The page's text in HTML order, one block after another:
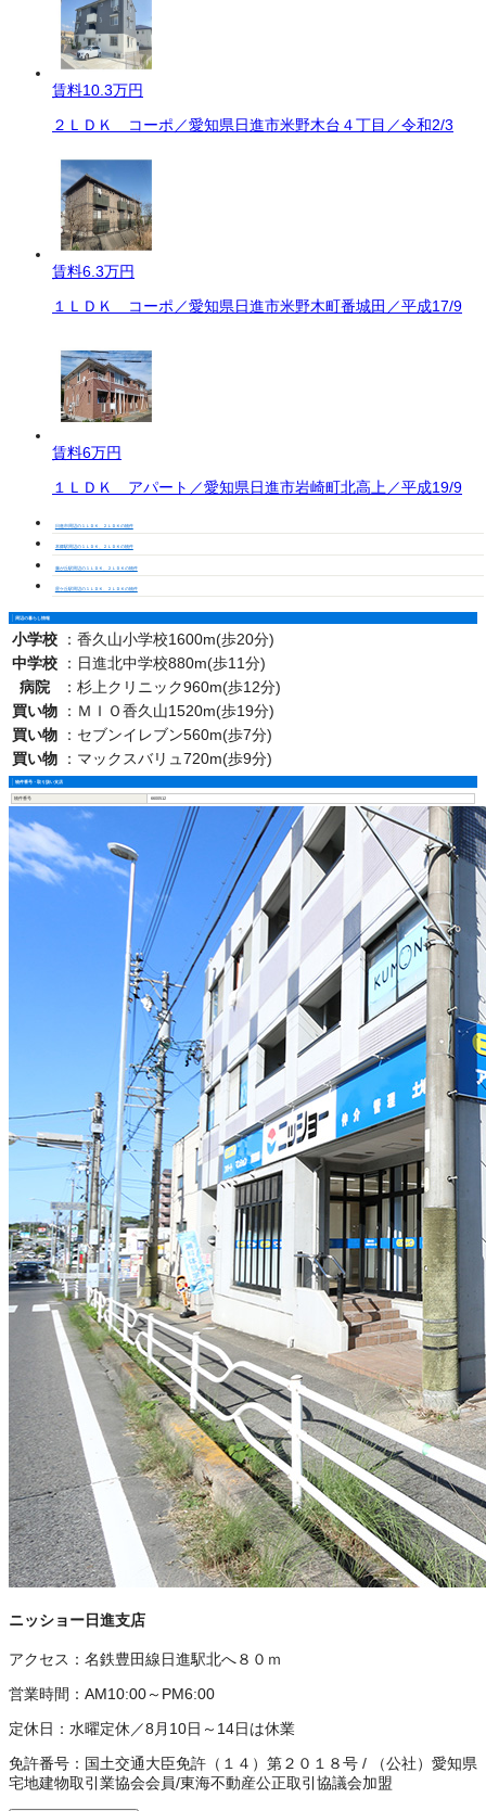
賃料10.3万円
２ＬＤＫ コーポ／愛知県日進市米野木台４丁目／令和2/3
賃料6.3万円
１ＬＤＫ コーポ／愛知県日進市米野木町番城田／平成17/9
賃料6万円
１ＬＤＫ アパート／愛知県日進市岩崎町北高上／平成19/9
日進市周辺の１ＬＤＫ、２ＬＤＫの物件
本郷駅周辺の１ＬＤＫ、２ＬＤＫの物件
藤が丘駅周辺の１ＬＤＫ、２ＬＤＫの物件
星ケ丘駅周辺の１ＬＤＫ、２ＬＤＫの物件
周辺の暮らし情報
小学校 ： 香久山小学校1600m(歩20分)
中学校
： 日進北中学校880m(歩11分)
病院
： 杉上クリニック960m(歩12分)
買い物
： ＭＩＯ香久山1520m(歩19分)
買い物
： セブンイレブン560m(歩7分)
買い物
： マックスバリュ720m(歩9分)
物件番号・取り扱い支店
物件番号 6600512
ニッショー日進支店
アクセス： 名鉄豊田線日進駅北へ８０ｍ
営業時間： AM10:00～PM6:00
定休日： 水曜定休／8月10日～14日は休業
免許番号： 国土交通大臣免許（１４）第２０１８号 /
（公社）愛知県
宅地建物取引業協会会員/東海不動産公正取引協議会加盟